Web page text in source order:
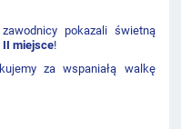
pokazali świetną
II miejsce!
za wspaniałą walkę